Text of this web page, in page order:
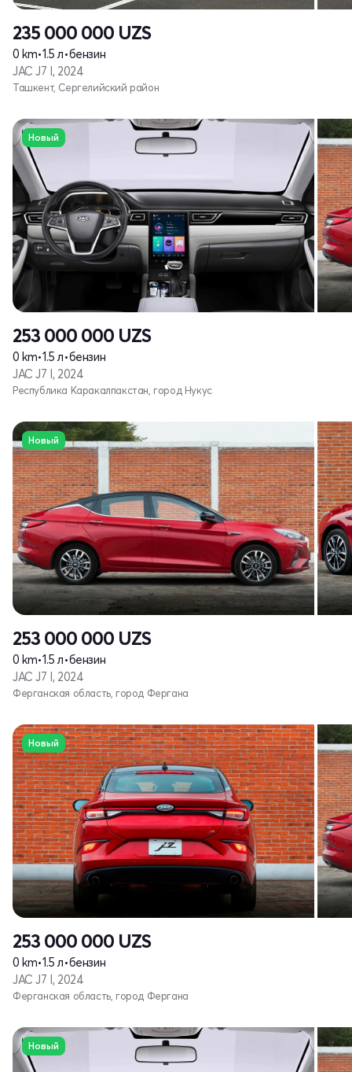
235 000 000 UZS
0 km•1.5 л•бензин
JAC J7 I, 2024
Ташкент, Сергелийский район
Новый
253 000 000 UZS
0 km•1.5 л•бензин
JAC J7 I, 2024
Республика Каракалпакстан, город Нукус
Новый
253 000 000 UZS
0 km•1.5 л•бензин
JAC J7 I, 2024
Ферганская область, город Фергана
Новый
253 000 000 UZS
0 km•1.5 л•бензин
JAC J7 I, 2024
Ферганская область, город Фергана
Новый